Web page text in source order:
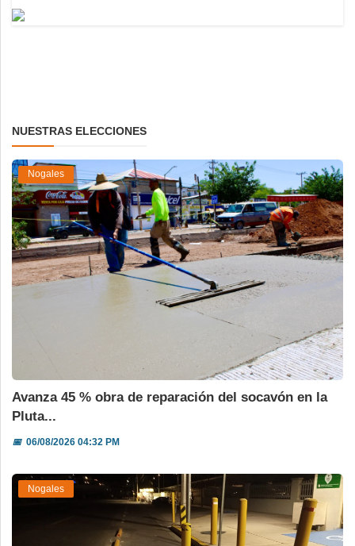
NUESTRAS ELECCIONES
Nogales
Avanza 45 % obra de reparación del socavón en la
Pluta...
📅06/08/2026 04:32 PM
Nogales